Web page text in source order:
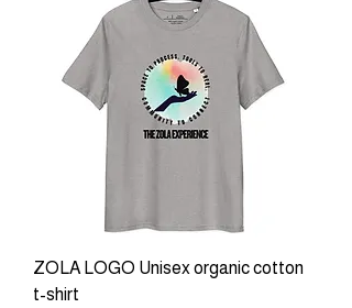
ZOLA LOGO Unisex organic cotton
t-shirt